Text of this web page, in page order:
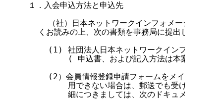
１．入会申込方法と申込先
（社）日本ネットワークインフォメーションセ
くお読みの上、次の書類を事務局に提出して下さい
(1) 社団法人日本ネットワークインフォメーシ
( 申込書、および記入方法は本案内の終
(2）会員情報登録申請フォームをメイルで提出
用できない場合は、郵送でも受け付けてお
細につきましては、次のドキュメントをご